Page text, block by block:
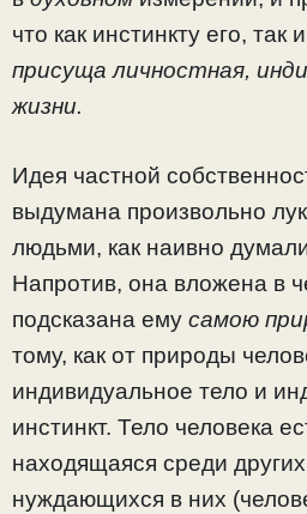
что как инстинкту его, так
присуща личностная,
жизни.
Идея частной
выдумана про­извольно
людьми, как наивно
Напротив, она вложена в
подсказана ему самою
тому, как от природы
индивидуальное тело и
инстинкт. Тело человека
находящаяся среди
нуждающихся в них